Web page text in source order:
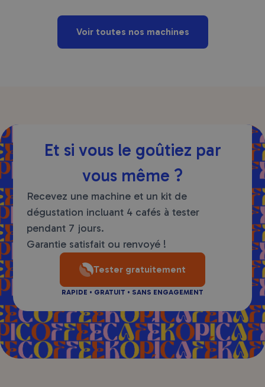
Voir toutes nos machines
Et si vous le goûtiez par
vous même ?
Recevez une machine et un kit de
dégustation incluant 4 cafés à tester
pendant 7 jours.
Garantie satisfait ou renvoyé !
Tester gratuitement
RAPIDE • GRATUIT • SANS ENGAGEMENT